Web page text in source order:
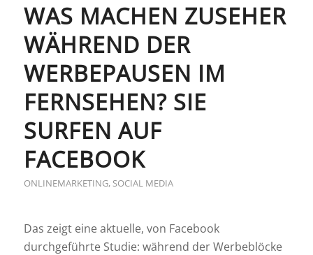
WAS MACHEN ZUSEHER
WÄHREND DER
WERBEPAUSEN IM
FERNSEHEN? SIE
SURFEN AUF
FACEBOOK
ONLINEMARKETING, SOCIAL MEDIA
Das zeigt eine aktuelle, von Facebook
durchgeführte Studie: während der Werbeblöcke